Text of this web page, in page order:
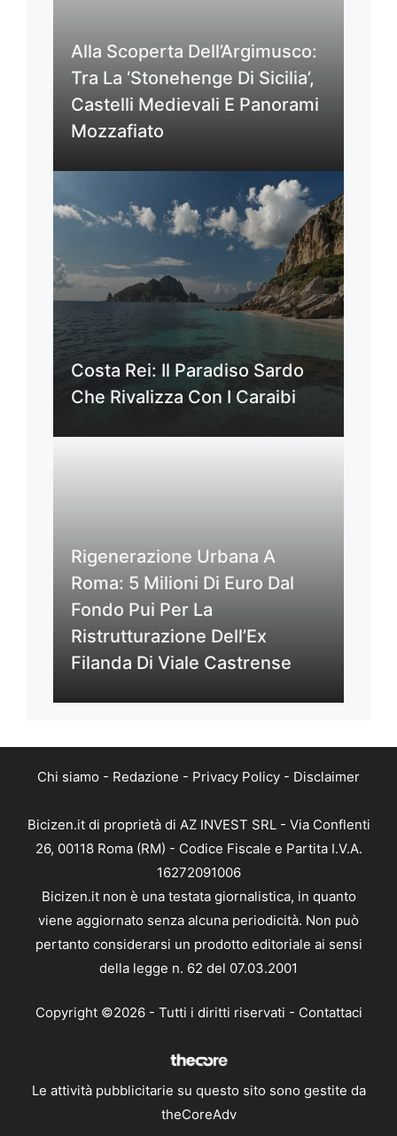
Alla Scoperta Dell’Argimusco:
Tra La ‘Stonehenge Di Sicilia’,
Castelli Medievali E Panorami
Mozzafiato
Costa Rei: Il Paradiso Sardo
Che Rivalizza Con I Caraibi
Rigenerazione Urbana A
Roma: 5 Milioni Di Euro Dal
Fondo Pui Per La
Ristrutturazione Dell’Ex
Filanda Di Viale Castrense
Chi siamo - Redazione - Privacy Policy - Disclaimer
Bicizen.it di proprietà di AZ INVEST SRL - Via Conflenti
26, 00118 Roma (RM) - Codice Fiscale e Partita I.V.A.
16272091006
Bicizen.it non è una testata giornalistica, in quanto
viene aggiornato senza alcuna periodicità. Non può
pertanto considerarsi un prodotto editoriale ai sensi
della legge n. 62 del 07.03.2001
Copyright ©2026 - Tutti i diritti riservati - Contattaci
Le attività pubblicitarie su questo sito sono gestite da
theCoreAdv